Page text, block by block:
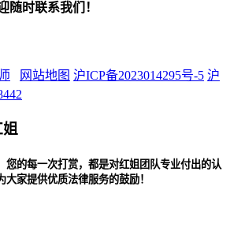
随时联系我们！
网站地图 沪ICP备2023014295号-5 沪
姐
您的每一次打赏，都是对红姐团队专业付出的认
家提供优质法律服务的鼓励！